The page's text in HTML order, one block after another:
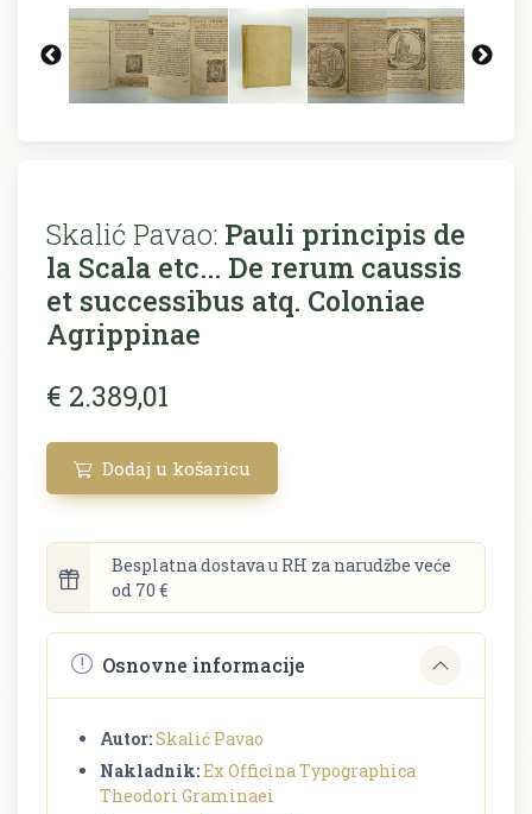
Skalić Pavao: Pauli principis de
la Scala etc... De rerum caussis
et successibus atq. Coloniae
Agrippinae
€ 2.389,01
Dodaj u košaricu
Besplatna dostava u RH za narudžbe veće
od 70 €
Osnovne informacije
Autor:Skalić Pavao
Nakladnik:Ex Officina Typographica
Theodori Graminaei